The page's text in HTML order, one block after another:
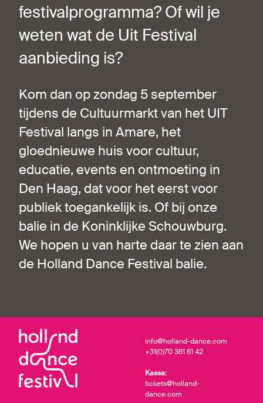
festivalprogramma? Of wil je
weten wat de Uit Festival
aanbieding is?
Kom dan op zondag 5 september
tijdens de Cultuurmarkt van het UIT
Festival langs in Amare, het
gloednieuwe huis voor cultuur,
educatie, events en ontmoeting in
Den Haag, dat voor het eerst voor
publiek toegankelijk is. Of bij onze
balie in de Koninklijke Schouwburg.
We hopen u van harte daar te zien aan
de Holland Dance Festival balie.
info@holland-dance.com
+31(0)70 361 61 42
Kassa:
tickets@holland-
dance.com